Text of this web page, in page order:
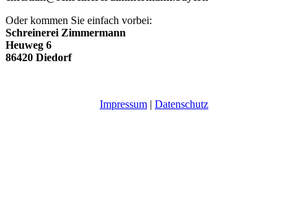
Oder kommen Sie einfach vorbei:
Schreinerei Zimmermann
Heuweg 6
86420 Diedorf
Impressum | Datenschutz